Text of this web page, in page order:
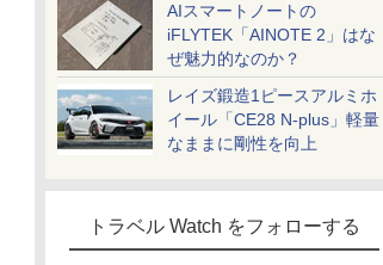
AIスマートノートの
iFLYTEK「AINOTE 2」はな
ぜ魅力的なのか？
レイズ鍛造1ピースアルミホ
イール「CE28 N-plus」軽量
なままに剛性を向上
トラベル Watch をフォローする